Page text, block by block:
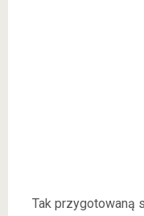
Tak przygotowaną